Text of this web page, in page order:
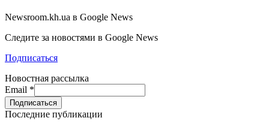
Newsroom.kh.ua в Google News
Следите за новостями в Google News
Подписаться
Новостная рассылка
Email *
Последние публикации